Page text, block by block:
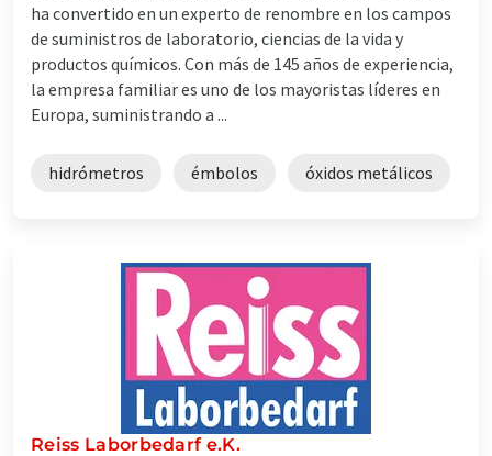
ha convertido en un experto de renombre en los campos
de suministros de laboratorio, ciencias de la vida y
productos químicos. Con más de 145 años de experiencia,
la empresa familiar es uno de los mayoristas líderes en
Europa, suministrando a ...
hidrómetros émbolos óxidos metálicos
Reiss Laborbedarf e.K.